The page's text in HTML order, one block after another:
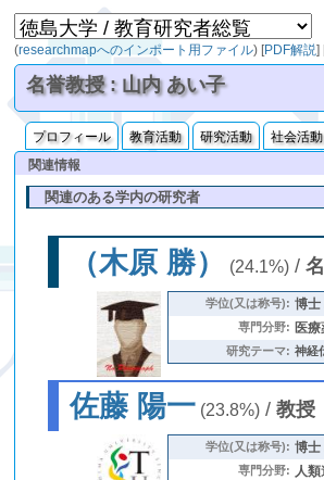
(researchmapへのインポート用ファイル) [PDF解説]
名誉教授 : 山内 あい子
プロフィール 教育活動 研究活動 社会活
関連情報
関連のある学内の研究者
（木原 勝） (24.1%) /
学位(又は称号): 博士
専門分野: 医
研究テーマ: 神経
佐藤 陽一 (23.8%) /教授
学位(又は称号): 博士
専門分野: 人